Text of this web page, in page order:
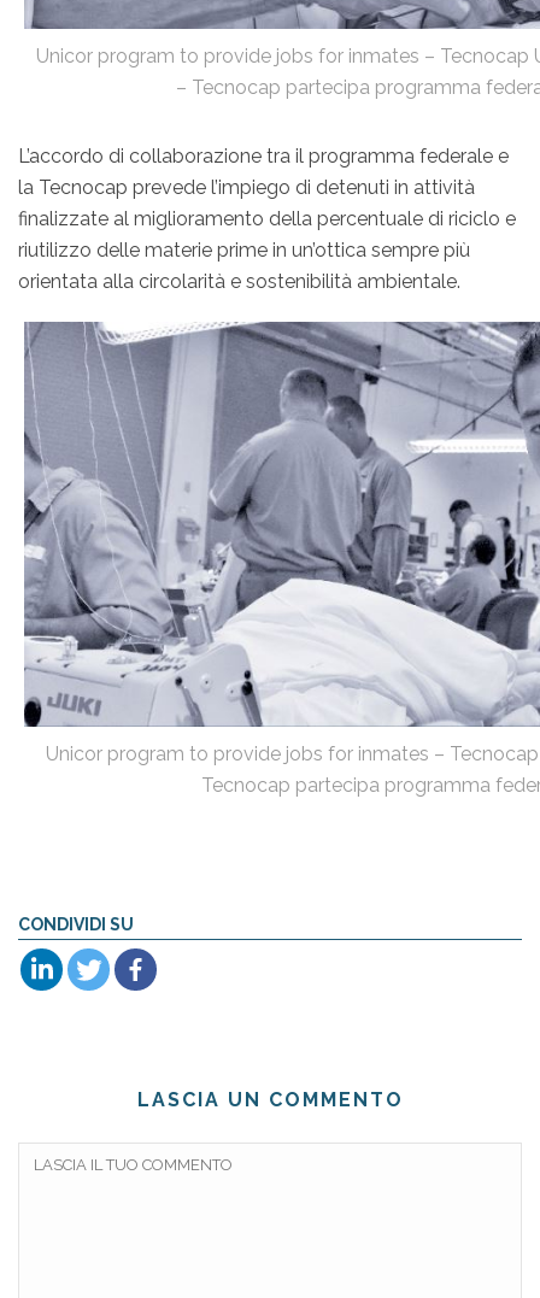
Unicor program to provide jobs for inmates – Tecnocap
– Tecnocap partecipa programma
L’accordo di collaborazione tra il programma federale e
la Tecnocap prevede l’impiego di detenuti in attività
finalizzate al miglioramento della percentuale di riciclo e
riutilizzo delle materie prime in un’ottica sempre più
orientata alla circolarità e sostenibilità ambientale.
Unicor program to provide jobs for inmates –
Tecnocap partecipa programma
CONDIVIDI SU
LASCIA UN COMMENTO